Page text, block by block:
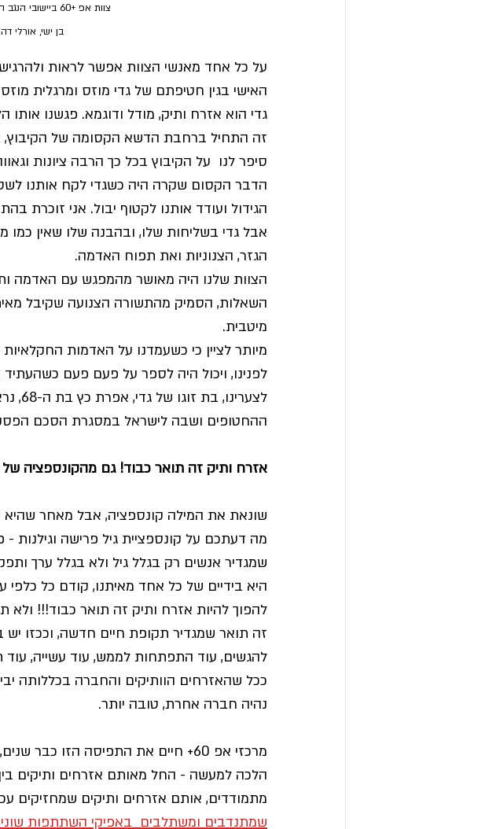
צוות אפ +60
בן ישי, אורלי
על כל אחד מאנשי הצוות אפשר לראות
האישי בגין חטיפתם של גדי מוזס ומרגלית
גדי הוא אזרח ותיק, מודל ודוגמא. פגשנו
זה התחיל ברחבת הדשא הקסומה של הקיבוץ,
סיפר לנו  על הקיבוץ בכל כך הרבה ציונות
הדבר הקסום שקרה היה כשגדי לקח אותנו
הגידול ועודד אותנו לקטוף יבול. אני
אבל גדי בשליחות שלו, ובהבנה שלו שאין
הגזר, הצנוניות ואת תפוח האדמה.
הצוות שלנו היה מאושר מהמפגש עם האדמה
השאלות, הסמיק מהתשורה הצנועה שקיבל
מיטבית.
מיותר לציין כי כשעמדנו על האדמות
לפנינו, ויכול היה לספר על פעם פעם
ההחטופים ושבה לישראל במסגרת הסכם הפסקת
אזרח ותיק זה תואר כבוד! גם מהקונספציה
שונאת את המילה קונספציה, אבל מאחר שהיא
מה דעתכם על קונספציית גיל פרישה
שמגדיר אנשים רק בגלל גיל ולא בגלל ערך
היא בידיים של כל אחד מאיתנו, קודם כל כלפי
להפוך להיות אזרח ותיק זה תואר כבוד!!! ולא
זה תואר שמגדיר תקופת חיים חדשה, וככזו
להגשים, עוד התפתחות לממש, עוד עשייה,
ככל שהאזרחים הוותיקים והחברה בכללותה
נהיה חברה אחרת, טובה יותר.
מרכזי אפ 60+ חיים את התפיסה הזו
הלכה למעשה - החל מאותם אזרחים ותיקים
מתמודדים, אותם אזרחים ותיקים שמחזיקים
שמתנדבים ומשתלבים  באפיקי השתתפות